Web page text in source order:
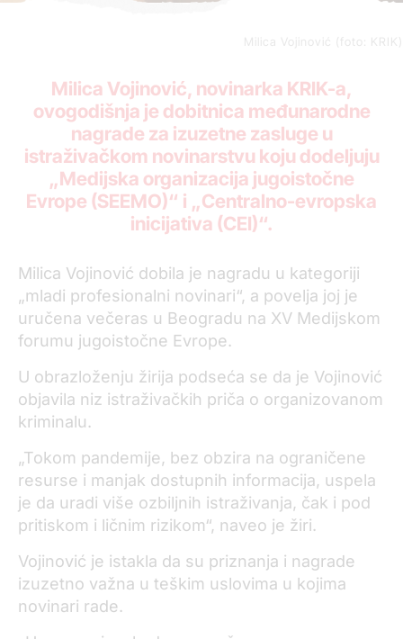
Milica Vojinović (foto: KRIK)
Milica Vojinović, novinarka KRIK-a,
ovogodišnja je dobitnica međunarodne
nagrade za izuzetne zasluge u
istraživačkom novinarstvu koju dodeljuju
„Medijska organizacija jugoistočne
Evrope (SEEMO)“ i „Centralno-evropska
inicijativa (CEI)“.
Milica Vojinović dobila je nagradu u kategoriji
„mladi profesionalni novinari“, a povelja joj je
uručena večeras u Beogradu na XV Medijskom
forumu jugoistočne Evrope.
U obrazloženju žirija podseća se da je Vojinović
objavila niz istraživačkih priča o organizovanom
kriminalu.
„Tokom pandemije, bez obzira na ograničene
resurse i manjak dostupnih informacija, uspela
je da uradi više ozbiljnih istraživanja, čak i pod
pritiskom i ličnim rizikom“, naveo je žiri.
Vojinović je istakla da su priznanja i nagrade
izuzetno važna u teškim uslovima u kojima
novinari rade.